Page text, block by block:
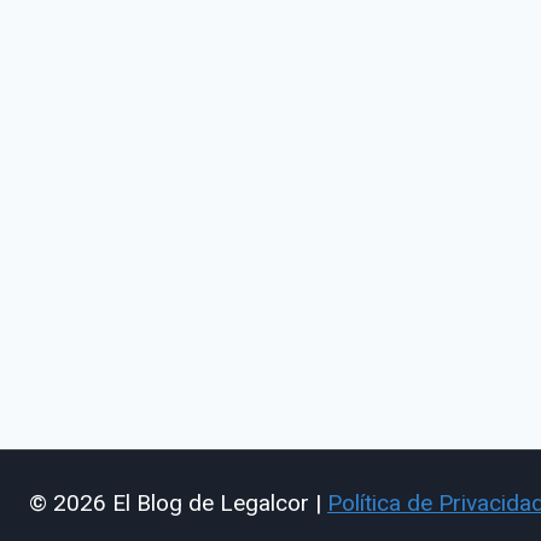
© 2026 El Blog de Legalcor | Política de